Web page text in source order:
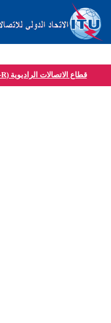
قطاع الاتصالات الراديوية (ITU-R)